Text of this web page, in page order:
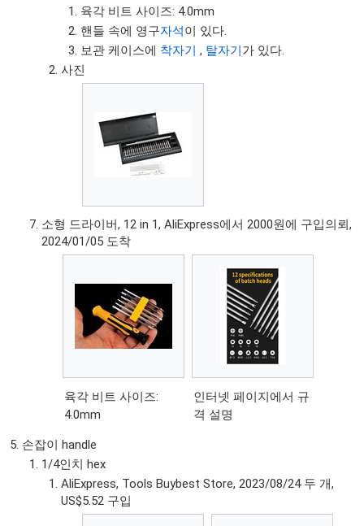
육각 비트 사이즈: 4.0mm
핸들 속에 영구자석이 있다.
보관 케이스에 착자기 , 탈자기가 있다.
사진
소형 드라이버, 12 in 1, AliExpress에서 2000원에 구입의뢰,
2024/01/05 도착
육각 비트 사이즈:
4.0mm
인터넷 페이지에서 규
격 설명
손잡이 handle
1/4인치 hex
AliExpress, Tools Buybest Store, 2023/08/24 두 개,
US$5.52 구입